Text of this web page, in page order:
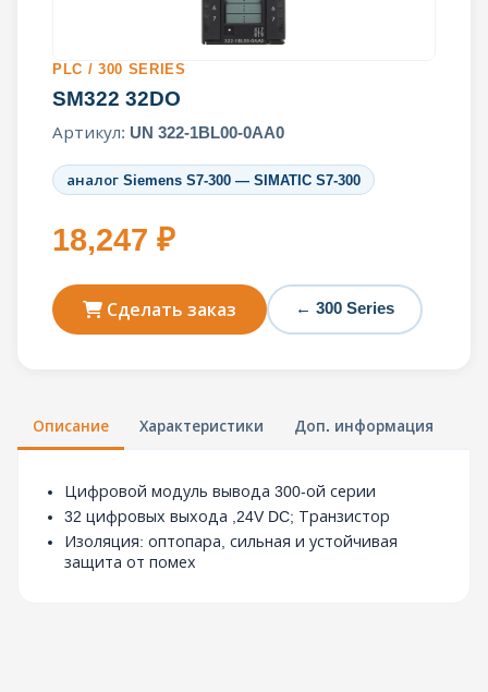
PLC / 300 SERIES
SM322 32DO
Артикул: UN 322-1BL00-0AA0
аналог Siemens S7-300 — SIMATIC S7-300
18,247 ₽
Сделать заказ ← 300 Series
Описание Характеристики Доп. информация
Цифровой модуль вывода 300-ой серии
32 цифровых выхода ,24V DC; Транзистор
Изоляция: оптопара, сильная и устойчивая
защита от помех